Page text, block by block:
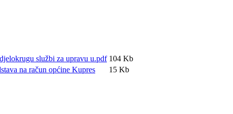
službi za upravu u.pdf 104 Kb
na račun općine Kupres
15 Kb